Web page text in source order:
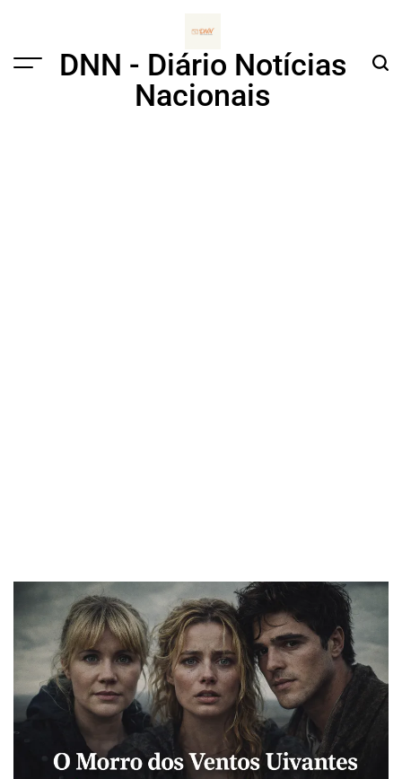
Menu
DNN - Diário Notícias
Nacionais